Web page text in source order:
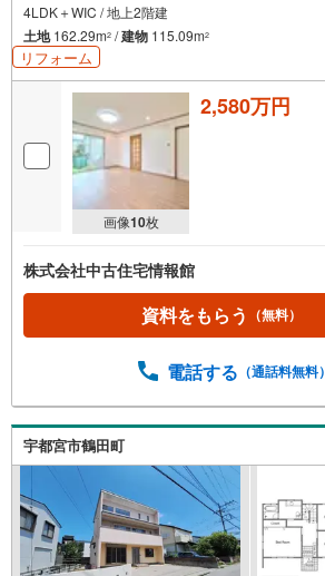
4LDK＋WIC / 地上2階建
土地162.29m2 /建物 115.09m2
リフォーム
画像10枚
2,580万円
株式会社中古住宅情報館
資料をもらう （無料）
電話する （通話料無料）
宇都宮市鶴田町